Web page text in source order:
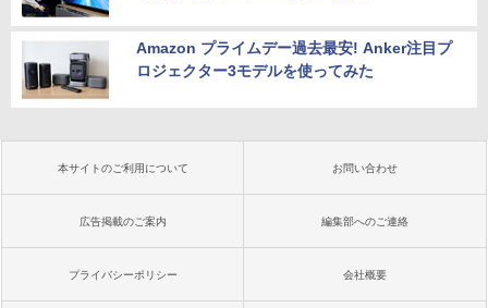
Amazon プライムデー過去最安! Anker注目プ
ロジェクター3モデルを使ってみた
本サイトのご利用について お問い合わせ
広告掲載のご案内 編集部へのご連絡
プライバシーポリシー 会社概要